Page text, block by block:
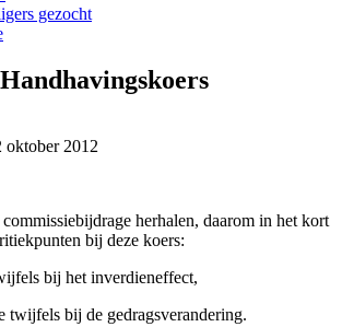
gezocht
oktober 2012
herhalen, daarom in het kort
bij deze koers:
bij het inverdieneffect,
twijfels bij de gedragsverandering.